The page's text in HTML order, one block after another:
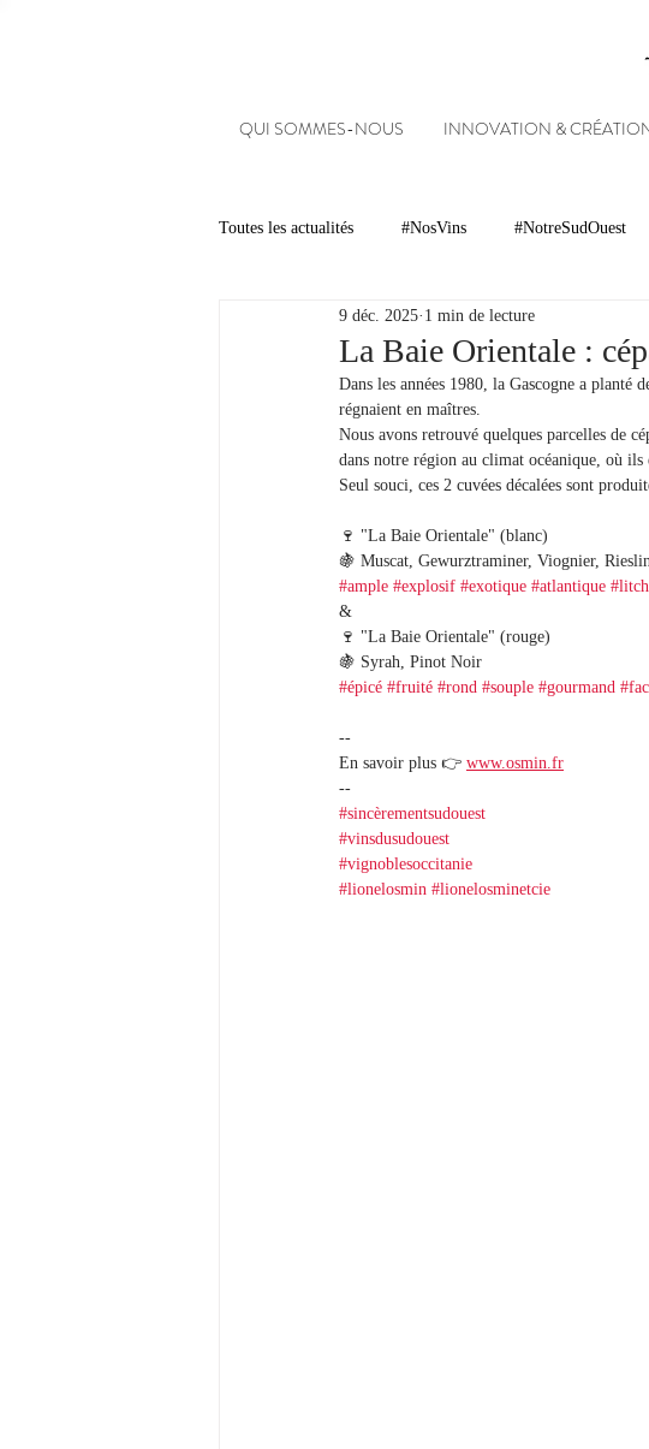
QUI SOMMES-NOUS INNOVATION &
Toutes les actualités #NosVins #NotreSudOuest
Chambre d’Amour Vins Armagnacs
Dégustations Evénements
La Baie Orientale :
9 déc. 2025 1 min de lecture
Dans les années 1980, la Gascogne a
régnaient en maîtres.
Nous avons retrouvé quelques parcelles de
dans notre région au climat océanique, où
Seul souci, ces 2 cuvées décalées sont
🍷 "La Baie Orientale" (blanc)
🍇 Muscat, Gewurztraminer, Viognier,
#ample #explosif #exotique #atlantique
&
🍷 "La Baie Orientale" (rouge)
🍇 Syrah, Pinot Noir
#épicé #fruité #rond #souple #gourmand
--
En savoir plus 👉 www.osmin.fr
--
#sincèrementsudouest
#vinsdusudouest
#vignoblesoccitanie
#lionelosmin #lionelosminetcie